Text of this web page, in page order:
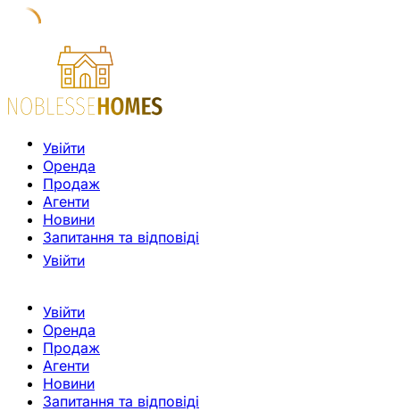
Увійти
Оренда
Продаж
Агенти
Новини
Запитання та відповіді
Увійти
Увійти
Оренда
Продаж
Агенти
Новини
Запитання та відповіді